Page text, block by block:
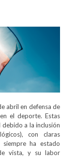
abril en defensa de
el deporte. Estas
a la inclusión
con claras
siempre ha estado
vista, y su labor